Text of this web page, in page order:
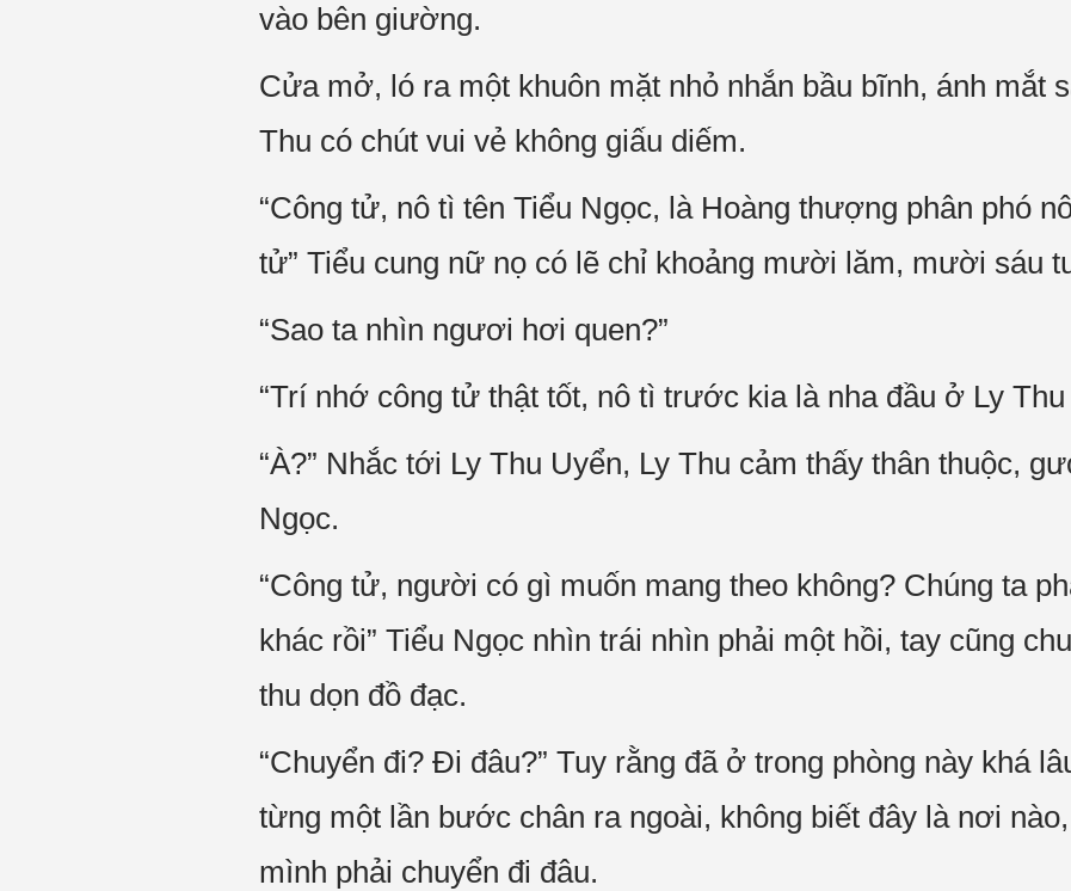
vào bên giường.
Cửa mở, ló ra một khuôn mặt nhỏ nhắn bầu bĩnh, ánh mắt
Thu có chút vui vẻ không giấu diếm.
“Công tử, nô tì tên Tiểu Ngọc, là Hoàng thượng phân phó
tử” Tiểu cung nữ nọ có lẽ chỉ khoảng mười lăm, mười sáu
“Sao ta nhìn ngươi hơi quen?”
“Trí nhớ công tử thật tốt, nô tì trước kia là nha đầu ở Ly Thu
“À?” Nhắc tới Ly Thu Uyển, Ly Thu cảm thấy thân thuộc,
Ngọc.
“Công tử, người có gì muốn mang theo không? Chúng ta
khác rồi” Tiểu Ngọc nhìn trái nhìn phải một hồi, tay cũng
thu dọn đồ đạc.
“Chuyển đi? Đi đâu?” Tuy rằng đã ở trong phòng này khá
từng một lần bước chân ra ngoài, không biết đây là nơi
mình phải chuyển đi đâu.